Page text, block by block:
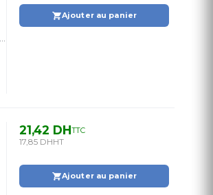
Ajouter au panier
21,42 DHTTC
17,85 DHHT
Ajouter au panier